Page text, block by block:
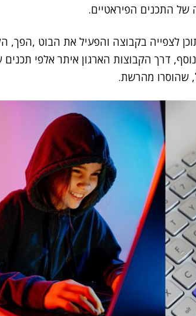
של התכנים הפיראטיים.
לצפייה בקבוצה והפעיל את הבוט ,הפך,
דרך הקבוצות הארגון איתר אלפי תכנים
שהוסרו מהרשת.